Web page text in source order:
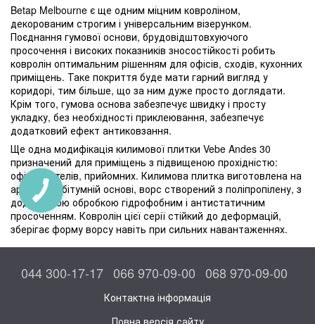
Betap Melbourne є ще одним міцним ковроліном,
декорованим строгим і універсальним візерунком.
Поєднання гумової основи, брудовідштовхуючого
просочення і високих показників зносостійкості робить
ковролін оптимальним рішенням для офісів, сходів, кухонних
приміщень. Таке покриття буде мати гарний вигляд у
коридорі, тим більше, що за ним дуже просто доглядати.
Крім того, гумова основа забезпечує швидку і просту
укладку, без необхідності приклеювання, забезпечує
додатковий ефект антиковзання.
Ще одна модифікація килимової плитки Vebe Andes 30
призначений для приміщень з підвищеною прохідністю:
офісів, готелів, прийомних. Килимова плитка виготовлена на
армованій бітумній основі, ворс створений з поліпропілену, з
додатковою обробкою гідрофобним і антистатичним
просоченням. Ковролін цієї серії стійкий до деформацій,
зберігає форму ворсу навіть при сильних навантаженнях.
044 300-17-17 066 970-09-00 068 970-09-00
Контактна інформація
Повна версія сайту